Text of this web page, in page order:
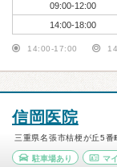
09:00-12:00
14:00-18:00
14:00-17:00
信岡医院
三重県名張市桔梗が丘5番
駐車場あり マ